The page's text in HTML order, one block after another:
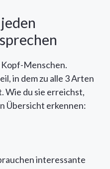
Kopf-Menschen.
in dem zu alle 3 Arten
Wie du sie erreichst,
Übersicht erkennen:
interessante